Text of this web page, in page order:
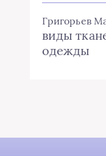
Григорьев
виды
одежды